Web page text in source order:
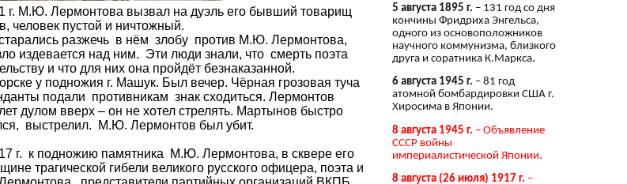
г. М.Ю. Лермонтова вызвал на дуэль его бывший товарищ
человек пустой и ничтожный.
разжечь в нём злобу против М.Ю. Лермонтова,
издевается над ним. Эти люди знали, что смерть поэта
и что для них она пройдёт безнаказанной.
у подножия г. Машук. Был вечер. Чёрная грозовая туча
подали противникам знак сходиться. Лермонтов
дулом вверх – он не хотел стрелять. Мартынов быстро
выстрелил. М.Ю. Лермонтов был убит.
г. к подножию памятника М.Ю. Лермонтова, в сквере его
трагической гибели великого русского офицера, поэта и
5 августа 1895 г. – 131 год со дня
кончины Фридриха Энгельса,
одного из основоположников
научного коммунизма, близкого
друга и соратника К.Маркса.
6 августа 1945 г. – 81 год
атомной бомбардировки США г.
Хиросима в Японии.
8 августа 1945 г. – Объявление
СССР войны
империалистической Японии.
8 августа (26 июля) 1917 г. –